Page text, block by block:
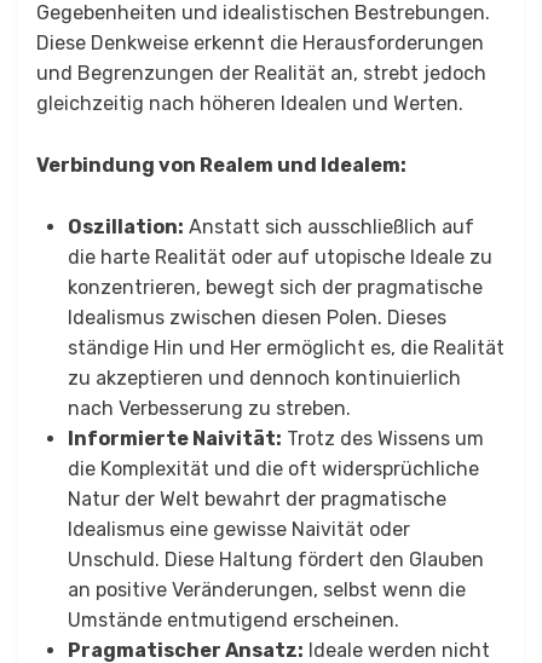
Gegebenheiten und idealistischen Bestrebungen.
Diese Denkweise erkennt die Herausforderungen
und Begrenzungen der Realität an, strebt jedoch
gleichzeitig nach höheren Idealen und Werten.
Verbindung von Realem und Idealem:
Oszillation: Anstatt sich ausschließlich auf
die harte Realität oder auf utopische Ideale zu
konzentrieren, bewegt sich der pragmatische
Idealismus zwischen diesen Polen. Dieses
ständige Hin und Her ermöglicht es, die Realität
zu akzeptieren und dennoch kontinuierlich
nach Verbesserung zu streben.
Informierte Naivität: Trotz des Wissens um
die Komplexität und die oft widersprüchliche
Natur der Welt bewahrt der pragmatische
Idealismus eine gewisse Naivität oder
Unschuld. Diese Haltung fördert den Glauben
an positive Veränderungen, selbst wenn die
Umstände entmutigend erscheinen.
Pragmatischer Ansatz: Ideale werden nicht